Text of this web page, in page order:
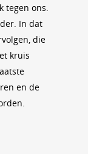
tegen ons.
In dat
die
kruis
en de